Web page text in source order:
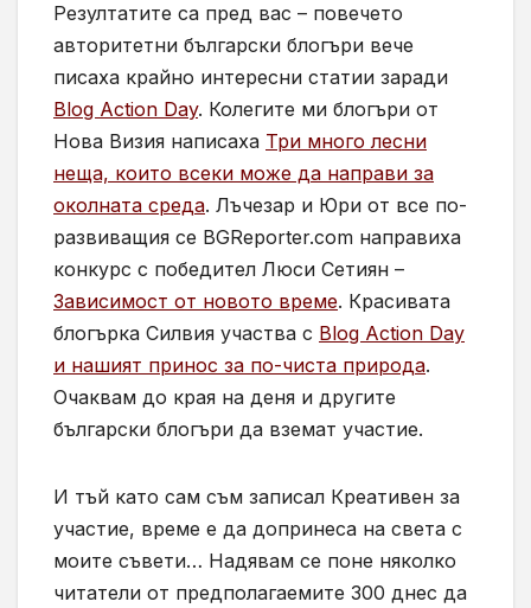
Резултатите са пред вас – повечето
авторитетни български блогъри вече
писаха крайно интересни статии заради
Blog Action Day. Колегите ми блогъри от
Нова Визия написаха Три много лесни
неща, които всеки може да направи за
околната среда. Лъчезар и Юри от все по-
развиващия се BGReporter.com направиха
конкурс с победител Люси Сетиян –
Зависимост от новото време. Красивата
блогърка Силвия участва с Blog Action Day
и нашият принос за по-чиста природа.
Очаквам до края на деня и другите
български блогъри да вземат участие.
И тъй като сам съм записал Креативен за
участие, време е да допринеса на света с
моите съвети… Надявам се поне няколко
читатели от предполагаемите 300 днес да